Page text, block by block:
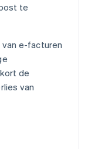
te
e-facturen
de
van